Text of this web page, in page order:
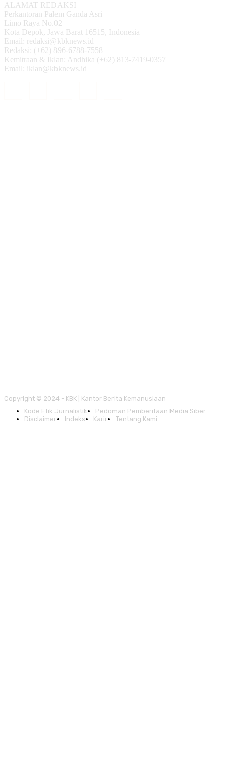
ALAMAT REDAKSI
Perkantoran Palem Ganda Asri
Limo Raya No.02
Kota Depok, Jawa Barat 16515, Indonesia
Email: redaksi@kbknews.id
Redaksi: (+62) 896-6788-7558
Kemitraan & Iklan: Andhika (+62) 813-7419-0357
Email: iklan@kbknews.id
Copyright © 2024 - KBK | Kantor Berita Kemanusiaan
Kode Etik Jurnalistik
Pedoman Pemberitaan Media Siber
Disclaimer
Indeks Karir Tentang Kami